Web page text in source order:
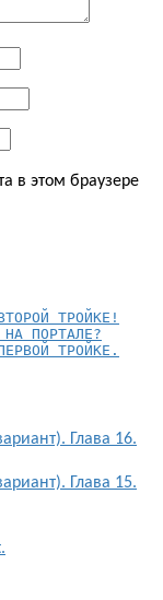
в этом браузере
ПОРТАЛЕ?
ТРОЙКЕ.
Глава 16.
Глава 15.